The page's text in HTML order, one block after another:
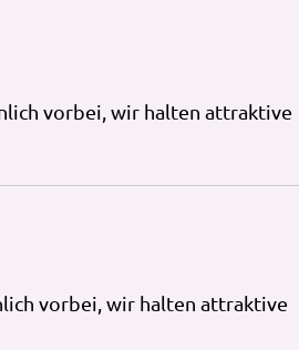
vorbei, wir halten attraktive
vorbei, wir halten attraktive